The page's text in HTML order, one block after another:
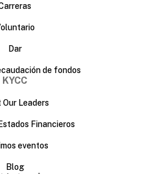
Dar
de fondos
KYCC
Our Leaders
Financieros
eventos
Blog